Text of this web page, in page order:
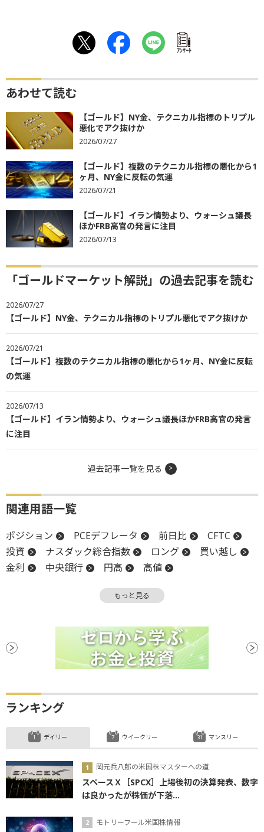
ｱﾝｹｰﾄ
あわせて読む
【ゴールド】NY金、テクニカル指標のトリプル
悪化でアク抜けか
2026/07/27
【ゴールド】複数のテクニカル指標の悪化から1
ヶ月、NY金に反転の気運
2026/07/21
【ゴールド】イラン情勢より、ウォーシュ議長
ほかFRB高官の発言に注目
2026/07/13
「ゴールドマーケット解説」の過去記事を読む
2026/07/27
【ゴールド】NY金、テクニカル指標のトリプル悪化でアク抜けか
2026/07/21
【ゴールド】複数のテクニカル指標の悪化から1ヶ月、NY金に反転
の気運
2026/07/13
【ゴールド】イラン情勢より、ウォーシュ議長ほかFRB高官の発言
に注目
過去記事一覧を見る
関連用語一覧
ポジション PCEデフレータ 前日比
CFTC
投資
ナスダック総合指数 ロング
買い越し
金利
中央銀行 円高
高値
リスク リスクオン
個人消費支出
材料
週足
政策金利 設備投資
続伸
地政学リスク デフレ
ファンド
もっと見る
ランキング
デイリー
岡元兵八郎の米国株マスターへの道
スペースＸ［SPCX］上場後初の決算発表、数字
は良かったが株価が下落...
モトリーフール米国株情報
ウイークリー マンスリー